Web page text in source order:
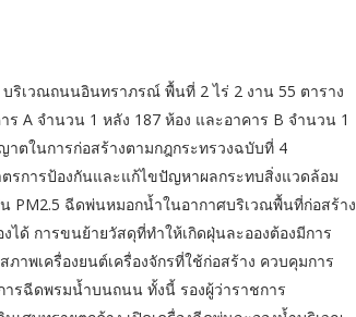
ริเวณถนนอินทราภรณ์ พื้นที่ 2 ไร่ 2 งาน 55 ตาราง
A จำนวน 1 หลัง 187 ห้อง และอาคาร B จำนวน 1
ตในการก่อสร้างตามกฎกระทรวงฉบับที่ 4
รการป้องกันและแก้ไขปัญหาผลกระทบสิ่งแวดล้อม
PM2.5 ฉีดพ่นหมอกน้ำในอากาศบริเวณพื้นที่ก่อสร้าง
ด้ การขนย้ายวัสดุที่ทำให้เกิดฝุ่นละอองต้องมีการ
าพเครื่องยนต์เครื่องจักรที่ใช้ก่อสร้าง ควบคุมการ
รฉีดพรมน้ำบนถนน ทั้งนี้ รองผู้ว่าราชการ